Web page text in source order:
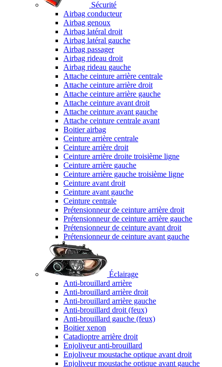
Sécurité
Airbag conducteur
Airbag genoux
Airbag latéral droit
Airbag latéral gauche
Airbag passager
Airbag rideau droit
Airbag rideau gauche
Attache ceinture arrière centrale
Attache ceinture arrière droit
Attache ceinture arrière gauche
Attache ceinture avant droit
Attache ceinture avant gauche
Attache ceinture centrale avant
Boitier airbag
Ceinture arrière centrale
Ceinture arrière droit
Ceinture arrière droite troisième ligne
Ceinture arrière gauche
Ceinture arrière gauche troisième ligne
Ceinture avant droit
Ceinture avant gauche
Ceinture centrale
Prétensionneur de ceinture arrière droit
Prétensionneur de ceinture arrière gauche
Prétensionneur de ceinture avant droit
Prétensionneur de ceinture avant gauche
Éclairage
Anti-brouillard arrière
Anti-brouillard arrière droit
Anti-brouillard arrière gauche
Anti-brouillard droit (feux)
Anti-brouillard gauche (feux)
Boitier xenon
Catadioptre arrière droit
Enjoliveur anti-brouillard
Enjoliveur moustache optique avant droit
Enjoliveur moustache optique avant gauche